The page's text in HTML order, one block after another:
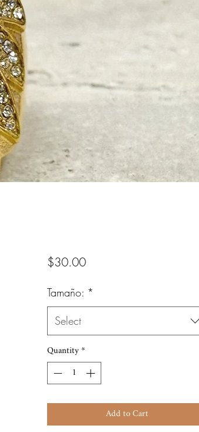
$30.00Price
Tamaño: *
Select
Quantity*
Add to Cart